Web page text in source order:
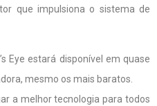
que impulsiona o sistema de
Eye estará disponível em quase
mesmo os mais baratos.
a melhor tecnologia para todos